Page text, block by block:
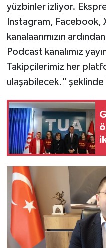
yüzbinler izliyor.
Instagram, Facebook,
kanalaarımızın
Podcast kanalımız
Takipçilerimiz her
ulaşabilecek."